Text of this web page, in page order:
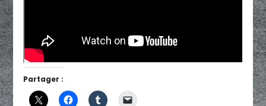
Partager :